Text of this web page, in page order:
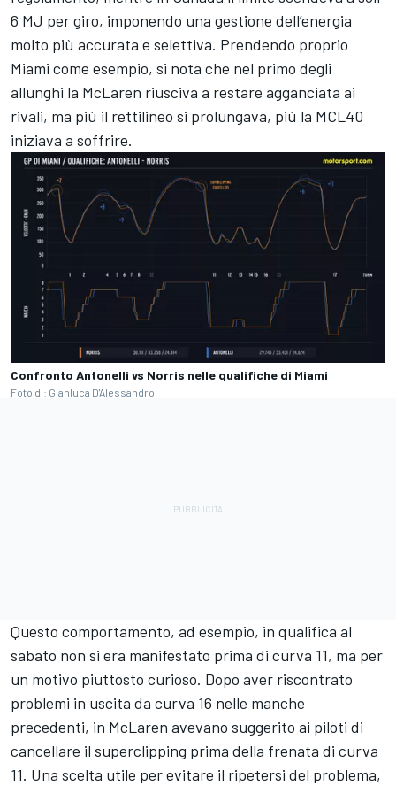
6 MJ per giro, imponendo una gestione dell’energia
molto più accurata e selettiva. Prendendo proprio
Miami come esempio, si nota che nel primo degli
allunghi la McLaren riusciva a restare agganciata ai
rivali, ma più il rettilineo si prolungava, più la MCL40
iniziava a soffrire.
Confronto Antonelli vs Norris nelle qualifiche di Miami
Foto di: Gianluca D'Alessandro
Questo comportamento, ad esempio, in qualifica al
sabato non si era manifestato prima di curva 11, ma per
un motivo piuttosto curioso. Dopo aver riscontrato
problemi in uscita da curva 16 nelle manche
precedenti, in McLaren avevano suggerito ai piloti di
cancellare il superclipping prima della frenata di curva
11. Una scelta utile per evitare il ripetersi del problema,